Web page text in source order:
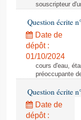
souscripteur
Question écrite
Date de
dépôt :
01/10/2024
cours d'eau,
préoccupante
Question écrite
Date de
dépôt :